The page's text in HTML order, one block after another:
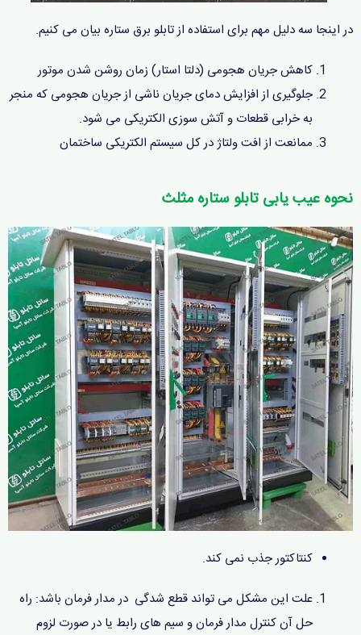
در اینجا سه دلیل مهم برای استفاده از تابلو برق ستاره بیان می کنیم.
کاهش جریان هجومی (دلتا استار) زمان روشن شدن موتور
جلوگیری از افزایش دمای جریان ناشی از جریان هجومی که منجر
به خرابی قطعات و آتش سوزی الکتریکی می شود.
ممانعت از افت ولتاژ در کل سیستم الکتریکی ساختمان
نحوه عیب یابی تابلو ستاره مثلث
کنتاکتور جذب نمی کند.
علت این مشکل می تواند قطع شدگی در مدار فرمان باشد: راه
حل آن کنترل مدار فرمان و سیم های رابط یا در صورت لزوم